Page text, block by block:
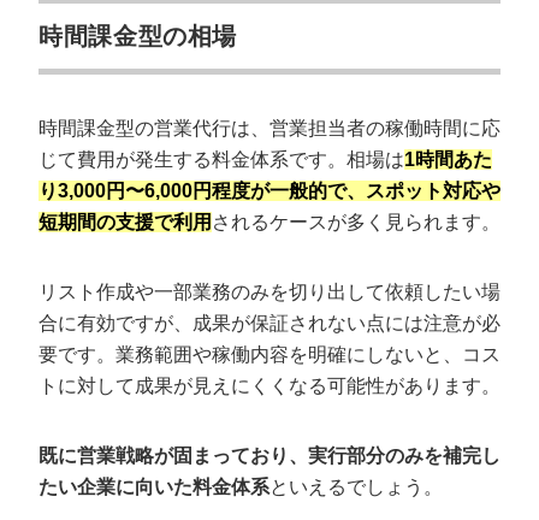
時間課金型の相場
時間課金型の営業代行は、営業担当者の稼働時間に応
じて費用が発生する料金体系です。相場は1時間あた
り3,000円〜6,000円程度が一般的で、スポット対応や
短期間の支援で利用 されるケースが多く見られます。
リスト作成や一部業務のみを切り出して依頼したい場
合に有効ですが、成果が保証されない点には注意が必
要です。業務範囲や稼働内容を明確にしないと、コス
トに対して成果が見えにくくなる可能性があります。
既に営業戦略が固まっており、実行部分のみを補完し
たい企業に向いた料金体系といえるでしょう。